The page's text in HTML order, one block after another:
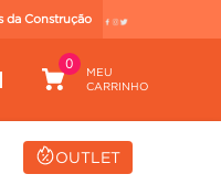
da Construção
0
OUTLET